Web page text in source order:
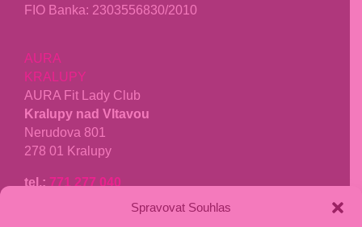
Spravovat Souhlas
FIO Banka: 2303556830/2010
AURA
KRALUPY
AURA Fit Lady Club
Kralupy nad Vltavou
Nerudova 801
278 01 Kralupy
tel.: 771 277 040
kralupy@aurafit.cz